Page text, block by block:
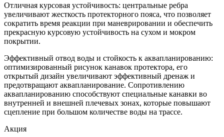
Отличная курсовая устойчивость: центральные ребра
увеличивают жесткость протекторного пояса, что позволяет
сократить время реакции при маневрировании и обеспечить
прекрасную курсовую устойчивость на сухом и мокром
покрытии.
Эффективный отвод воды и стойкость к аквапланированию:
оптимизированный рисунок канавок протектора, его
открытый дизайн увеличивают эффективный дренаж и
предотвращают аквапланирование. Сопротивлению
аквапланированию способствуют специальные канавки во
внутренней и внешней плечевых зонах, которые повышают
сцепление при большом количестве воды на трассе.
Акция